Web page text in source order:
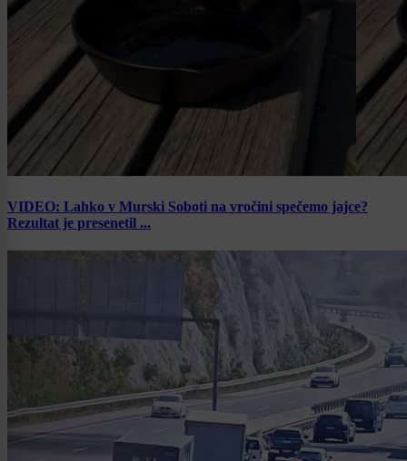
VIDEO: Lahko v Murski Soboti na vročini spečemo jajce?
Rezultat je presenetil ...